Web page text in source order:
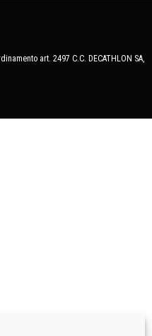
art. 2497 C.C. DECATHLON SA,